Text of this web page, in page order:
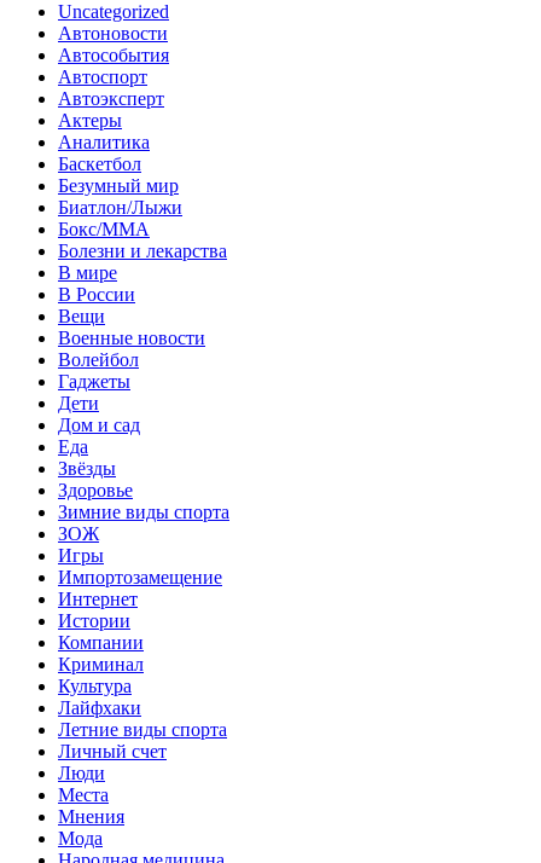
Uncategorized
Автоновости
Автособытия
Автоспорт
Автоэксперт
Актеры
Аналитика
Баскетбол
Безумный мир
Биатлон/Лыжи
Бокс/MMA
Болезни и лекарства
В мире
В России
Вещи
Военные новости
Волейбол
Гаджеты
Дети
Дом и сад
Еда
Звёзды
Здоровье
Зимние виды спорта
ЗОЖ
Игры
Импортозамещение
Интернет
Истории
Компании
Криминал
Культура
Лайфхаки
Летние виды спорта
Личный счет
Люди
Места
Мнения
Мода